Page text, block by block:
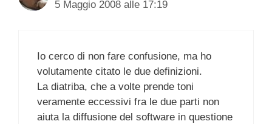
5 Maggio 2008 alle 17:19
Io cerco di non fare confusione, ma ho
volutamente citato le due definizioni.
La diatriba, che a volte prende toni
veramente eccessivi fra le due parti non
aiuta la diffusione del software in questione